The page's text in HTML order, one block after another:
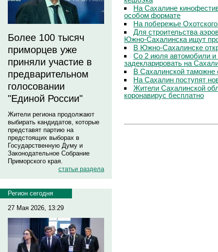
Более 100 тысяч
приморцев уже
приняли участие в
предварительном
голосовании
"Единой России"
Жители региона продолжают
выбирать кандидатов, которые
представят партию на
предстоящих выборах в
Государственную Думу и
Законодательное Собрание
Приморского края.
статьи раздела
Регион сегодня
27 Мая 2026, 13:29
На Сахалине
особом формате
На побережье
Для строительства
Южно-Сахалинска ищут
В Южно-Сахалинске
Со 2 июля автомобили
задекларировать на
В Сахалинской таможне
На Сахалин поступят
Жители Сахалинской
коронавирус бесплатно